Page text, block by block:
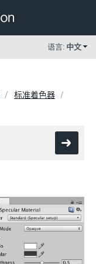
语言: 中文
标准着色器